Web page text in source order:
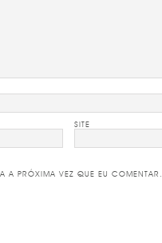
SITE
A PRÓXIMA VEZ QUE EU COMENTAR.